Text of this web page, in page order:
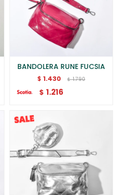
BANDOLERA RUNE FUCSIA
$ 1.430 $ 1.790
$ 1.216